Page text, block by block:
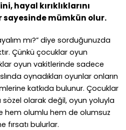
hayal kırıklıklarını
mümkün olur.
mı?” diye sorduğunuzda
Çünkü çocuklar oyun
oyun vakitlerinde sadece
oynadıkları oyunlar onların
katkıda bulunur. Çocuklar
sözel olarak değil, oyun yoluyla
hem olumlu hem de olumsuz
fırsatı bulurlar.